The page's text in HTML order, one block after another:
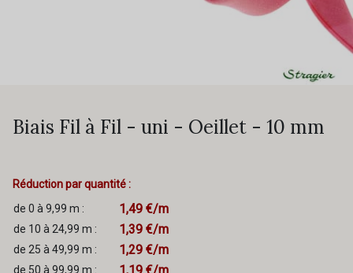
Biais Fil à Fil - uni - Oeillet - 10 mm
Réduction par quantité :
de 0 à 9,99 m :
1,49 €/m
de 10 à 24,99 m : 1,39 €/m
de 25 à 49,99 m : 1,29 €/m
de 50 à 99,99 m :